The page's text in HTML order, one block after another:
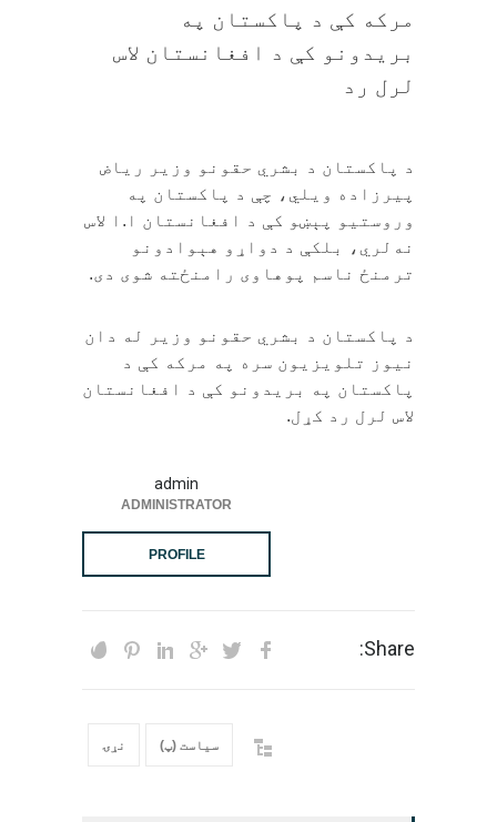
مرکه کې د پاکستان په
بریدونو کې د افغانستان لاس
لرل رد
د پاکستان د بشري حقونو وزیر ریاض
پیرزاده ویلي، چې د پاکستان په
وروستیو پېښو کې د افغانستان ا.ا لاس
نه‌لري، بلکې د دواړو هېوادونو
ترمنځ ناسم پوهاوی رامنځته شوی دی.
د پاکستان د بشري حقونو وزیر له دان
نیوز تلویزیون سره په مرکه کې د
پاکستان په بریدونو کې د افغانستان
لاس لرل رد کړل.
admin
ADMINISTRATOR
PROFILE
Share:
سیاست (پ) نړۍ